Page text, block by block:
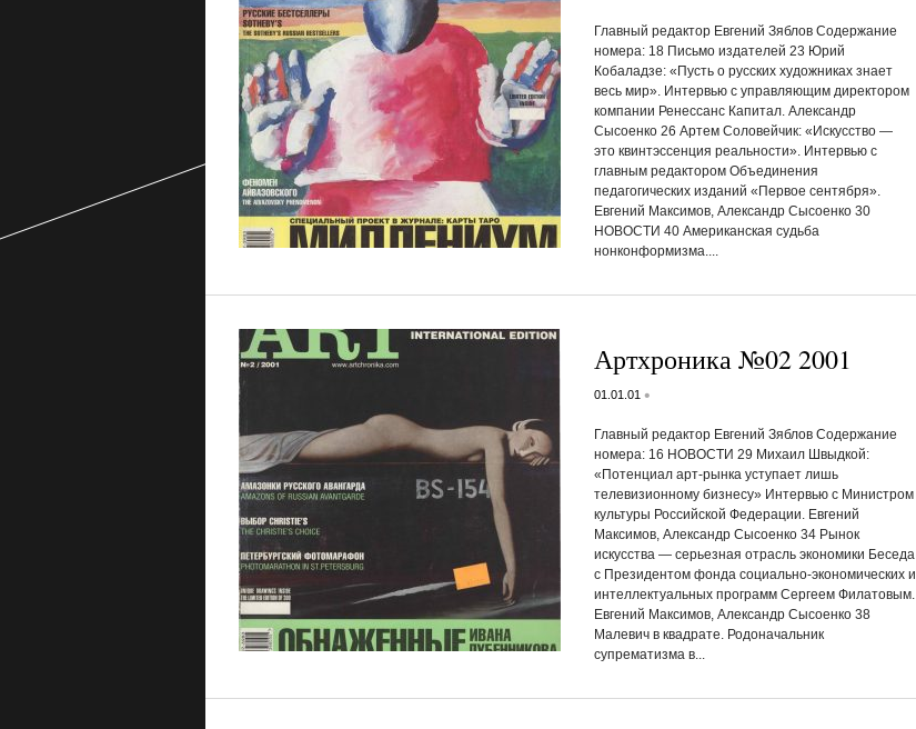
Главный редактор Евгений Зяблов Содержание
номера: 18 Письмо издателей 23 Юрий
Кобаладзе: «Пусть о русских художниках знает
весь мир». Интервью с управляющим директором
компании Ренессанс Капитал. Александр
Сысоенко 26 Артем Соловейчик: «Искусство —
это квинтэссенция реальности». Интервью с
главным редактором Объединения
педагогических изданий «Первое сентября».
Евгений Максимов, Александр Сысоенко 30
НОВОСТИ 40 Американская судьба
нонконформизма....
Артхроника №02 2001
01.01.01 •
Главный редактор Евгений Зяблов Содержание
номера: 16 НОВОСТИ 29 Михаил Швыдкой:
«Потенциал арт-рынка уступает лишь
телевизионному бизнесу» Интервью с Министром
культуры Российской Федерации. Евгений
Максимов, Александр Сысоенко 34 Рынок
искусства — серьезная отрасль экономики Беседа
с Президентом фонда социально-экономических и
интеллектуальных программ Сергеем Филатовым.
Евгений Максимов, Александр Сысоенко 38
Малевич в квадрате. Родоначальник
супрематизма в...